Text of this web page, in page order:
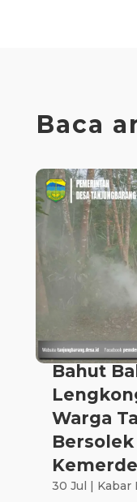
Baca
Bahut
Warga
30 Jul | Kabar